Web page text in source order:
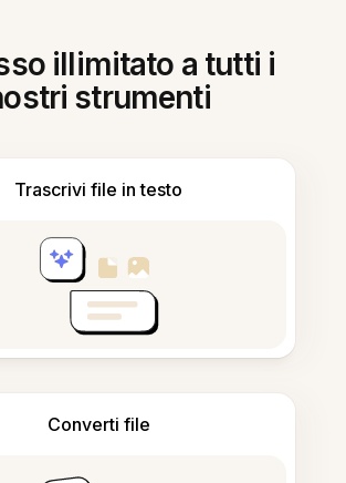
illimitato a tutti i
strumenti
Trascrivi file in testo
Converti file